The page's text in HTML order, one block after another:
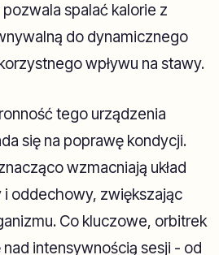
spalać kalorie z
do dynamicznego
wpływu na stawy.
tego urządzenia
się na poprawę kondycji.
wzmacniają układ
oddechowy, zwiększając
Co kluczowe, orbitrek
nad intensywnością sesji - od